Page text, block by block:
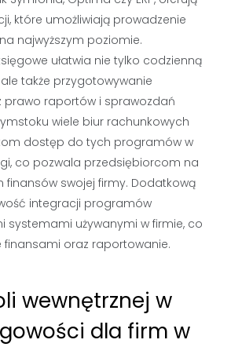
które umożliwiają prowadzenie
najwyższym poziomie.
ułatwia nie tylko codzienną
także przygotowywanie
prawo raportów i sprawozdań
wiele biur rachunkowych
dostęp do tych programów w
co pozwala przedsiębiorcom na
finansów swojej firmy. Dodatkową
integracji programów
systemami używanymi w firmie, co
finansami oraz raportowanie.
wewnętrznej w
dla firm w